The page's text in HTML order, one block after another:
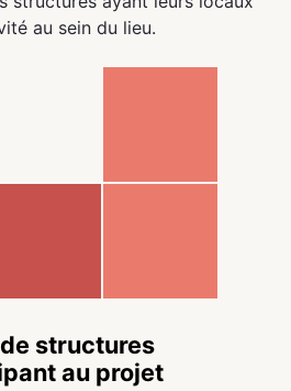
au sein du lieu.
structures
au projet